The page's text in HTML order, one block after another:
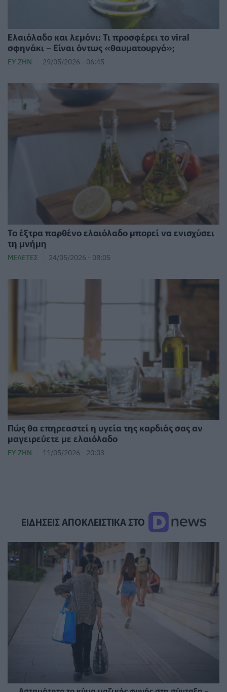
Ελαιόλαδο και λεμόνι: Τι προσφέρει το viral
σφηνάκι – Είναι όντως «θαυματουργό»;
ΕΥ ΖΗΝ 29/05/2026 - 06:45
Το έξτρα παρθένο ελαιόλαδο μπορεί να ενισχύσει
τη μνήμη
ΜΕΛΈΤΕΣ 24/05/2026 - 08:05
Πώς θα επηρεαστεί η υγεία της καρδιάς σας αν
μαγειρεύετε με ελαιόλαδο
ΕΥ ΖΗΝ 11/05/2026 - 20:03
ΕΙΔΗΣΕΙΣ ΑΠΟΚΛΕΙΣΤΙΚΑ ΣΤΟ